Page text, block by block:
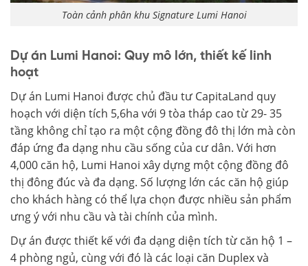
Toàn cảnh phân khu Signature Lumi Hanoi
Dự án Lumi Hanoi: Quy mô lớn, thiết kế linh
hoạt
Dự án Lumi Hanoi được chủ đầu tư CapitaLand quy
hoạch với diện tích 5,6ha với 9 tòa tháp cao từ 29- 35
tầng không chỉ tạo ra một cộng đồng đô thị lớn mà còn
đáp ứng đa dạng nhu cầu sống của cư dân. Với hơn
4,000 căn hộ, Lumi Hanoi xây dựng một cộng đồng đô
thị đông đúc và đa dạng. Số lượng lớn các căn hộ giúp
cho khách hàng có thể lựa chọn được nhiều sản phẩm
ưng ý với nhu cầu và tài chính của mình.
Dự án được thiết kế với đa dạng diện tích từ căn hộ 1 –
4 phòng ngủ, cùng với đó là các loại căn Duplex và